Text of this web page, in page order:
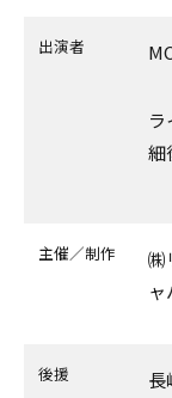
出演者
細
主催／制作
㈱
後援 長